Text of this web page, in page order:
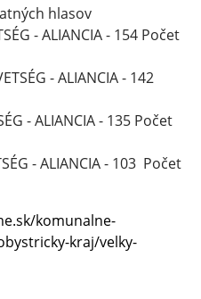
hlasov
- ALIANCIA - 154 Počet
- ALIANCIA - 142
- ALIANCIA - 135 Počet
- ALIANCIA - 103 Počet
komunalne-
kraj/velky-